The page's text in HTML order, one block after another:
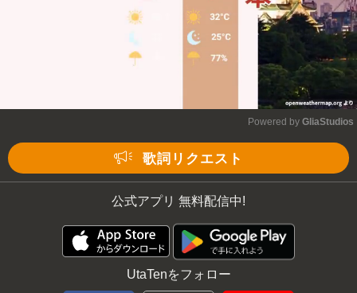
Powered by GliaStudios
歌詞リクエスト
公式アプリ 無料配信中!
UtaTenをフォロー